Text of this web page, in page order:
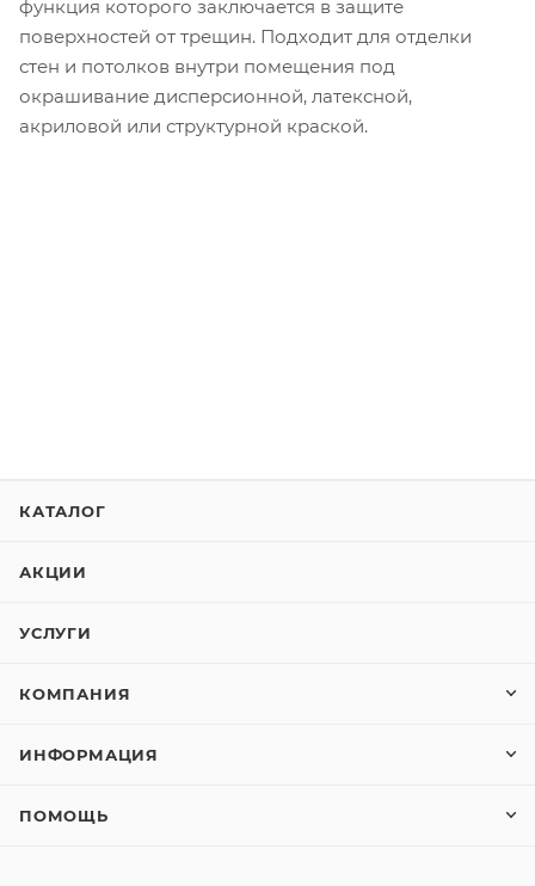
функция которого заключается в защите
поверхностей от трещин. Подходит для отделки
стен и потолков внутри помещения под
окрашивание дисперсионной, латексной,
акриловой или структурной краской.
КАТАЛОГ
АКЦИИ
УСЛУГИ
КОМПАНИЯ
ИНФОРМАЦИЯ
ПОМОЩЬ